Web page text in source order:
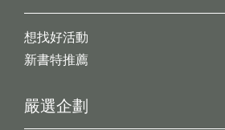
想找好活動
新書特推薦
嚴選企劃